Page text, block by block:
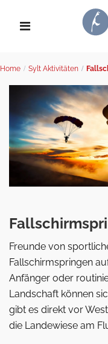
Home Sylt Aktivitäten
Freunde von
Fallschirmspringen
Anfänger oder
Landschaft können
gibt es direkt vor
die Landewiese am